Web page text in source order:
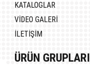
KATALOGLAR
VİDEO GALERİ
İLETİŞİM
ÜRÜN GRUPLARI